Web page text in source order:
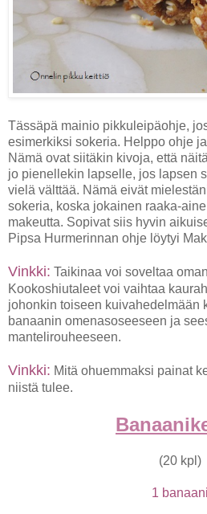
Tässäpä mainio pikkuleipäohje,
esimerkiksi sokeria. Helppo ohje
Nämä ovat siitäkin kivoja, että
jo pienellekin lapselle, jos lapsen
vielä välttää. Nämä eivät
sokeria, koska jokainen raaka-
makeutta. Sopivat siis hyvin
Pipsa Hurmerinnan ohje löytyi
Vinkki: Taikinaa voi soveltaa
Kookoshiutaleet voi vaihtaa
johonkin toiseen kuivahedelmään
banaanin omenasoseeseen ja
mantelirouheeseen.
Vinkki: Mitä ohuemmaksi painat
niistä tulee.
(20 kpl)
1 banaani